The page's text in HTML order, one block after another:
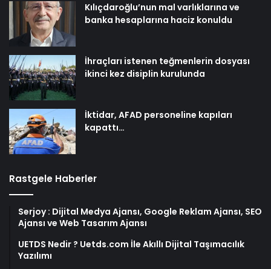
Kılıçdaroğlu’nun mal varlıklarına ve
banka hesaplarına haciz konuldu
İhraçları istenen teğmenlerin dosyası
ikinci kez disiplin kurulunda
İktidar, AFAD personeline kapıları
kapattı…
Rastgele Haberler
Serjoy : Dijital Medya Ajansı, Google Reklam Ajansı, SEO
Ajansı ve Web Tasarım Ajansı
UETDS Nedir ? Uetds.com İle Akıllı Dijital Taşımacılık
Yazılımı